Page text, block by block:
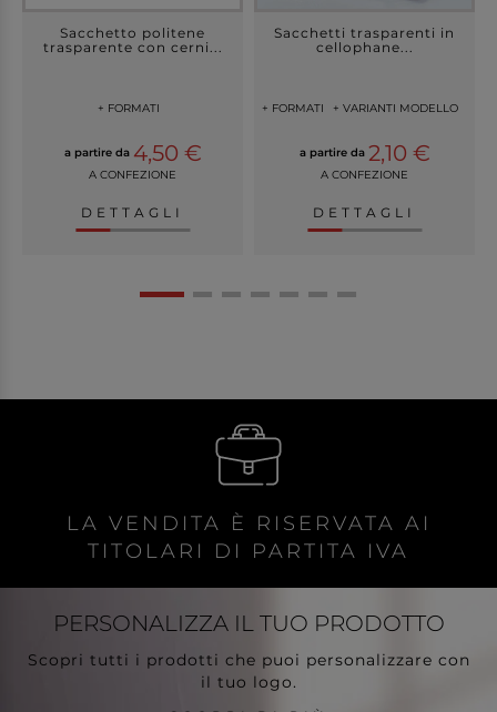
Sacchetto politene
trasparente con cerni...
+ FORMATI
a partire da 4,50 €
A CONFEZIONE
DETTAGLI
Sacchetti trasparenti in
cellophane...
+ FORMATI + VARIANTI MODELLO
a partire da 2,10 €
A CONFEZIONE
DETTAGLI
LA VENDITA È RISERVATA AI
TITOLARI DI PARTITA IVA
PERSONALIZZA IL TUO PRODOTTO
Scopri tutti i prodotti che puoi personalizzare con
il tuo logo.